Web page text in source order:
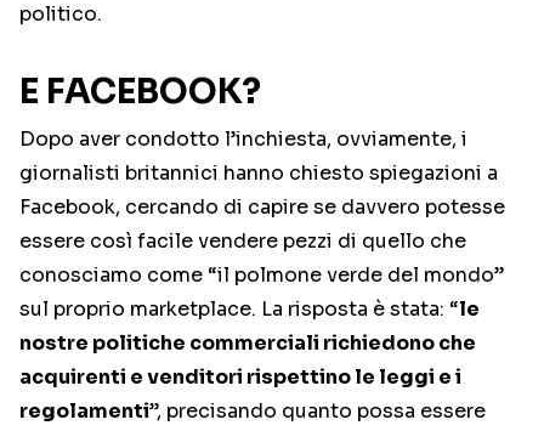
politico.
E FACEBOOK?
Dopo aver condotto l’inchiesta, ovviamente, i
giornalisti britannici hanno chiesto spiegazioni a
Facebook, cercando di capire se davvero potesse
essere così facile vendere pezzi di quello che
conosciamo come “il polmone verde del mondo”
sul proprio marketplace. La risposta è stata: “le
nostre politiche commerciali richiedono che
acquirenti e venditori rispettino le leggi e i
regolamenti”, precisando quanto possa essere